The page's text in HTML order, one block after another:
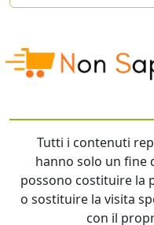
Tutti i contenuti
hanno solo un fine
possono costituire la
o sostituire la visita
con il